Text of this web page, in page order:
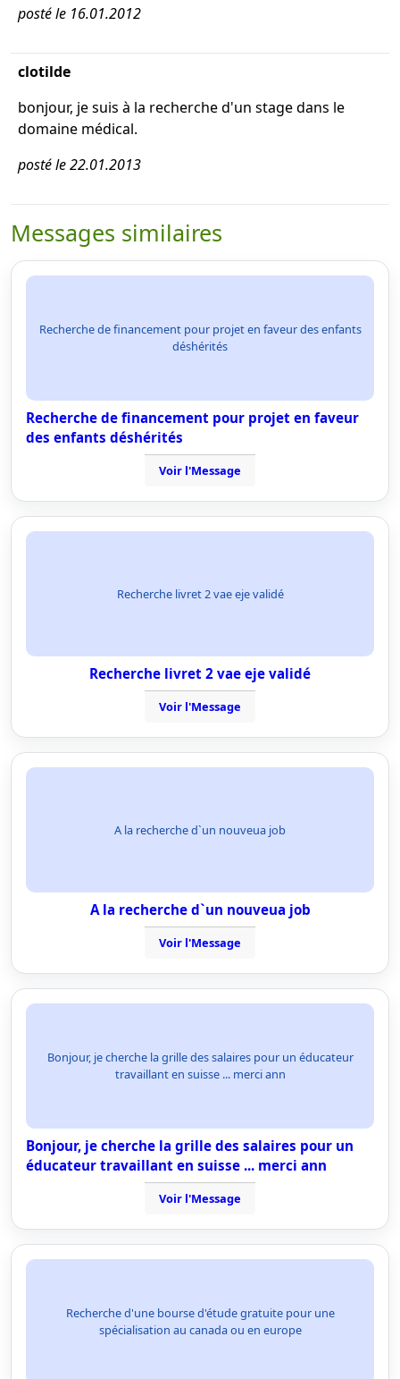
posté le 16.01.2012
clotilde
bonjour, je suis à la recherche d'un stage dans le
domaine médical.
posté le 22.01.2013
Messages similaires
Recherche de financement pour projet en faveur des enfants
déshérités
Recherche de financement pour projet en faveur
des enfants déshérités
Voir l'Message
Recherche livret 2 vae eje validé
Recherche livret 2 vae eje validé
Voir l'Message
A la recherche d`un nouveua job
A la recherche d`un nouveua job
Voir l'Message
Bonjour, je cherche la grille des salaires pour un éducateur
travaillant en suisse ... merci ann
Bonjour, je cherche la grille des salaires pour un
éducateur travaillant en suisse ... merci ann
Voir l'Message
Recherche d'une bourse d'étude gratuite pour une
spécialisation au canada ou en europe